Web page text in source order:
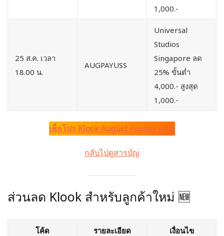
1,000.-
25 ส.ค. เวลา
18.00 น.
AUGPAYUSS
Universal
Studios
Singapore ลด
25% ขั้นต่ำ
4,000.- สูงสุด
1,000.-
เช็กโปร Klook August Payday คลิก!
กลับไปดูสารบัญ
ส่วนลด Klook สำหรับลูกค้าใหม่ 🆕
โค้ด รายละเอียด เงื่อนไข